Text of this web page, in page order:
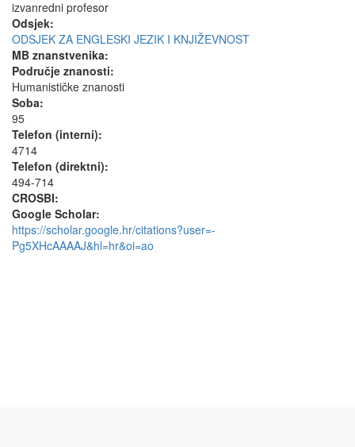
izvanredni profesor
Odsjek:
ODSJEK ZA ENGLESKI JEZIK I KNJIŽEVNOST
MB znanstvenika:
Područje znanosti:
Humanističke znanosti
Soba:
95
Telefon (interni):
4714
Telefon (direktni):
494-714
CROSBI:
Google Scholar:
https://scholar.google.hr/citations?user=-
Pg5XHcAAAAJ&hl=hr&oi=ao